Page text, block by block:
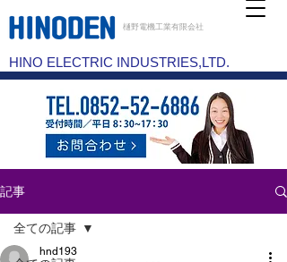
樋野電機工業有限会社
HINO ELECTRIC INDUSTRIES,LTD.
記事
全ての記事
hnd193